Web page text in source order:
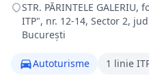
STR. PĂRINTELE
ITP", nr. 12-14, Sector 2,
București
Autoturisme 1 linie